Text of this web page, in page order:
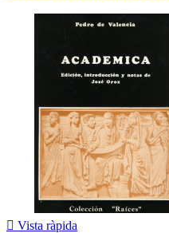
 Vista ràpida